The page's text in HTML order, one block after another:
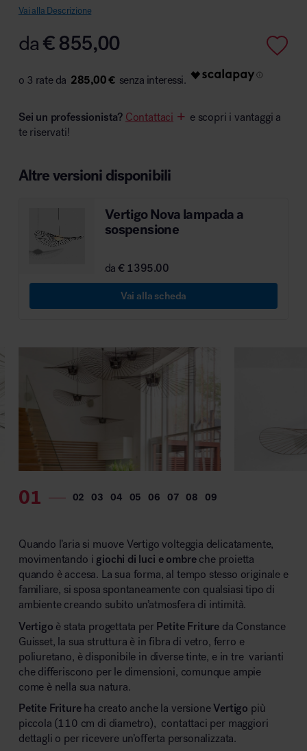
MillerKnoll
Vai alla Descrizione
da€855,00
285,00 €
Sei un professionista? Contattaci
e scopri i vantaggi a
te riservati!
Altre versioni disponibili
Vertigo Nova lampada a
sospensione
da€ 1395.00
Vai alla scheda
Quando l’aria si muove Vertigo volteggia delicatamente,
movimentando i giochi di luci e ombreche proietta
quando è accesa. La sua forma, al tempo stesso originale e
familiare, si sposa spontaneamente con qualsiasi tipo di
ambiente creando subito un’atmosfera di intimità.
Vertigo è stata progettata per Petite Fritureda Constance
Guisset, la sua struttura è in fibra di vetro, ferro e
poliuretano, è disponibile in diverse tinte, e in tre varianti
che differiscono per le dimensioni, comunque ampie
come è nella sua natura.
Petite Friture ha creato anche la versioneVertigo più
piccola (110 cm di diametro), contattaci per maggiori
dettagli o per ricevere un’offerta personalizzata.